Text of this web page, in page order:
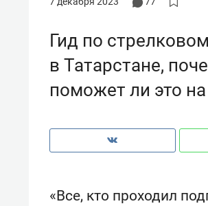
Гид по
в Татарстане,
поможет ли это
«Все, кто проходил